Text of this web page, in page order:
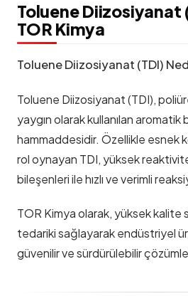
Toluene Diizosiyanat
TOR Kimya
Toluene Diizosiyanat (TDI)
Toluene Diizosiyanat (TDI),
yaygın olarak kullanılan aromatik
hammaddesidir. Özellikle esnek
rol oynayan TDI, yüksek
bileşenleri ile hızlı ve verimli
TOR Kimya olarak, yüksek kalite
tedariki sağlayarak endüstriyel
güvenilir ve sürdürülebilir